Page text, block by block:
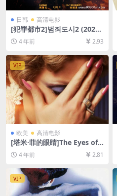
日韩 高清电影
[犯罪都市2]범죄도시2 (2022)
[百度网盘+迅雷云盘资源1080
P超清未删减][MP4/6GB][韩
语中字]
4 年前 2.93
VIP
欧美 高清电影
[塔米·菲的眼睛]The Eyes of T
ammy Faye (2021)[百度网盘
+迅雷云盘资源1080P超清未
4 年前 2.81
VIP